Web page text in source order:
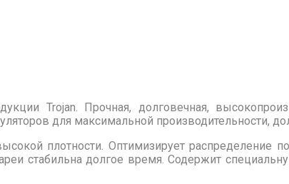
Trojan. Прочная, долговечная,
для максимальной производительности,
плотности. Оптимизирует распределение
стабильна долгое время. Содержит